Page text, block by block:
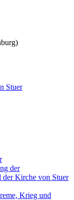
Stuer
der
der Kirche von Stuer
Krieg und